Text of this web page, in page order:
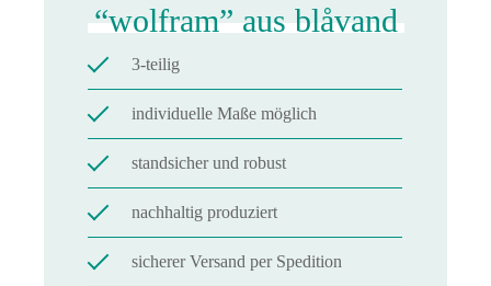
“wolfram” aus blåvand
3-teilig
individuelle Maße möglich
standsicher und robust
nachhaltig produziert
sicherer Versand per Spedition